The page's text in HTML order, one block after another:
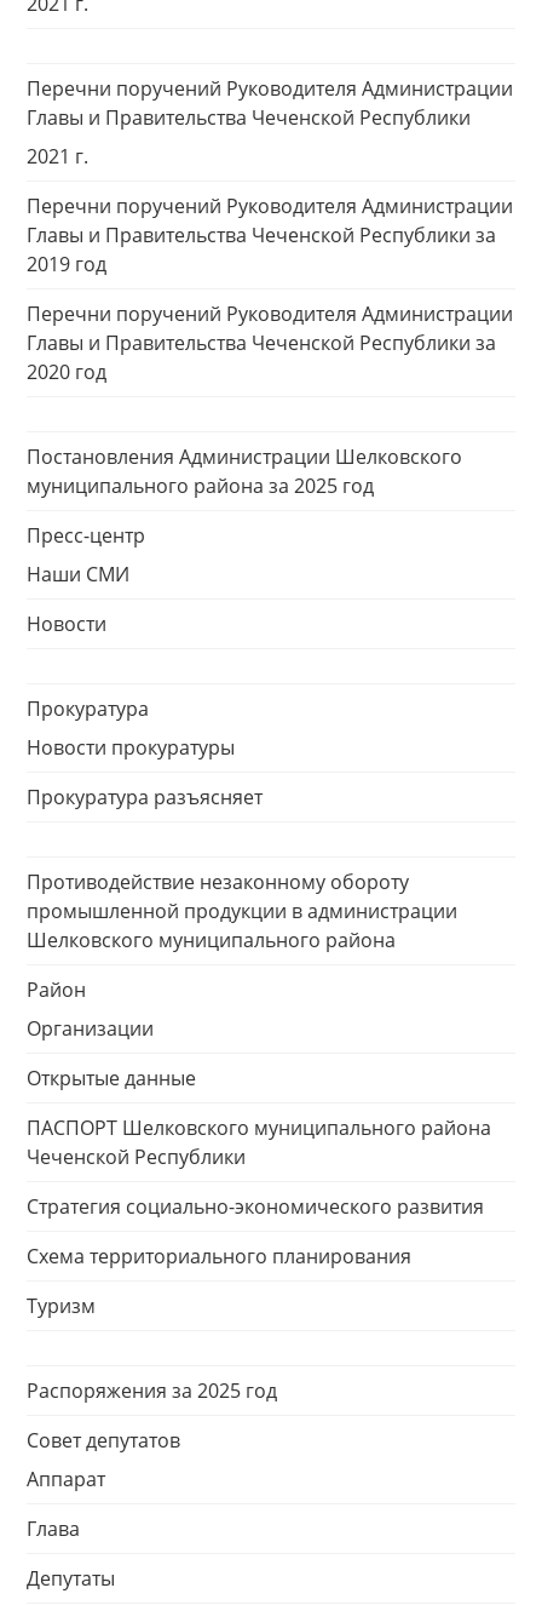
Перечни поручений Руководителя Администрации
Главы и Правительства Чеченской Республики
2021 г.
Перечни поручений Руководителя Администрации
Главы и Правительства Чеченской Республики за
2019 год
Перечни поручений Руководителя Администрации
Главы и Правительства Чеченской Республики за
2020 год
Постановления Администрации Шелковского
муниципального района за 2025 год
Пресс-центр
Наши СМИ
Новости
Прокуратура
Новости прокуратуры
Прокуратура разъясняет
Противодействие незаконному обороту
промышленной продукции в администрации
Шелковского муниципального района
Район
Организации
Открытые данные
ПАСПОРТ Шелковского муниципального района
Чеченской Республики
Стратегия социально-экономического развития
Схема территориального планирования
Туризм
Распоряжения за 2025 год
Совет депутатов
Аппарат
Глава
Депутаты